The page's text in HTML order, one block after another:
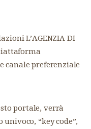
L’AGENZIA DI
canale preferenziale
portale, verrà
“key code”,